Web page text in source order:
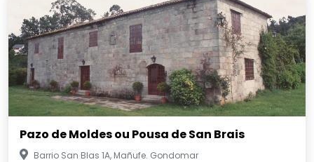
Pazo de Moldes ou Pousa de San Brais
Barrio San Blas 1A, Mañufe. Gondomar